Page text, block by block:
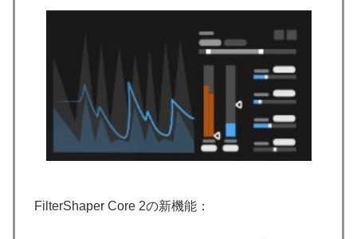
FilterShaper Core 2の新機能：